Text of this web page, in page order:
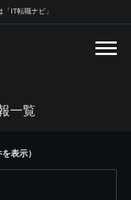
IT転職ナビ」
一覧
表示）